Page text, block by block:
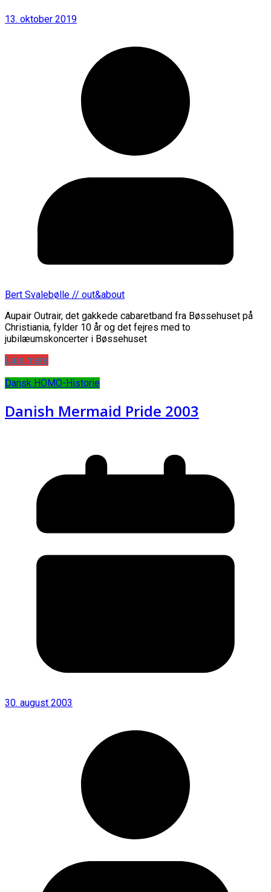
13. oktober 2019
Bert Svalebølle // out&about
Aupair Outrair, det gakkede cabaretband fra Bøssehuset på
Christiania, fylder 10 år og det fejres med to
jubilæumskoncerter i Bøssehuset
Læs mere
Dansk HOMO-Historie
Danish Mermaid Pride 2003
30. august 2003